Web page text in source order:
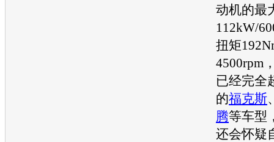
动机的最
112kW/
扭矩
4500rpm
已经完全
的福克斯
腾等车型
还会怀疑